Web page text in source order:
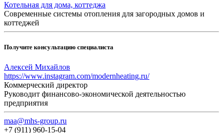
Котельная для дома, коттеджа
Современные системы отопления для загородных домов и
коттеджей
Получите консультацию специалиста
Алексей Михайлов
https://www.instagram.com/modernheating.ru/
Коммерческий директор
Руководит финансово-экономической деятельностью
предприятия
maa@mhs-group.ru
+7 (911) 960-15-04